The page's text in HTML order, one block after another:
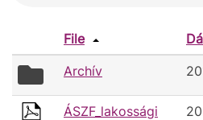
File
folder
Archív
ÁSZF_lakossági